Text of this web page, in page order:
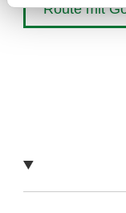
Route mit